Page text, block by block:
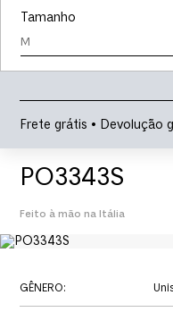
Tamanho
M
Frete grátis • Devolução
PO3343S
Feito à mão na Itália
GÊNERO: